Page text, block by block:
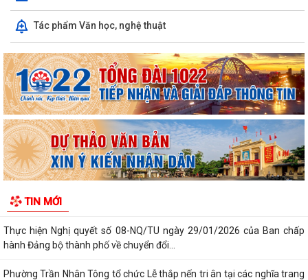
Tác phẩm Văn học, nghệ thuật
TIN MỚI
Kiến tạo “Thế” quốc gia: Bước chuyển của tư duy đối ngoại Việt Nam
trong kỷ nguyên mới
PHÁT HUY GIÁ TRỊ CÁC DI TÍCH VĂN HÓA TRONG KỶ NGUYÊN MỚI Ở
PHƯỜNG TRẦN NHÂN TÔNG, THÀNH PHỐ HẢI...
Phường Trần Nhân Tông tham dự hội nghị trực tuyến báo cáo viên
thành phố tháng 7/2026
Lãnh đạo phường kiểm tra các trạm bơm, hồ đập sau mưa lớn
tìm kiếm, quy tập và xác định...
Thực hiện Nghị quyết số 08-NQ/TU ngày 29/01/2026 của Ban chấp
hành Đảng bộ thành phố về chuyển đổi...
Phường Trần Nhân Tông tổ chức Lễ thắp nến tri ân tại các nghĩa trang